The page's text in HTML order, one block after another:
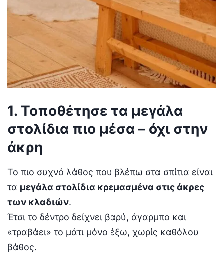
1. Τοποθέτησε τα μεγάλα
στολίδια πιο μέσα – όχι στην
άκρη
Το πιο συχνό λάθος που βλέπω στα σπίτια είναι
τα μεγάλα στολίδια κρεμασμένα στις άκρες
των κλαδιών.
Έτσι το δέντρο δείχνει βαρύ, άγαρμπο και
«τραβάει» το μάτι μόνο έξω, χωρίς καθόλου
βάθος.